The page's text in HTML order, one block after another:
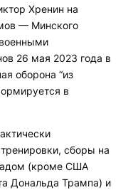
Хренин на
— Минского
26 мая 2023 года в
оборона “из
в
сборы на
(кроме США
Дональда Трампа) и